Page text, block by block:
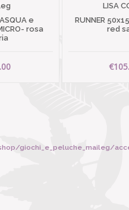
e
rosa
LISA
RUNNER
red
accessori/